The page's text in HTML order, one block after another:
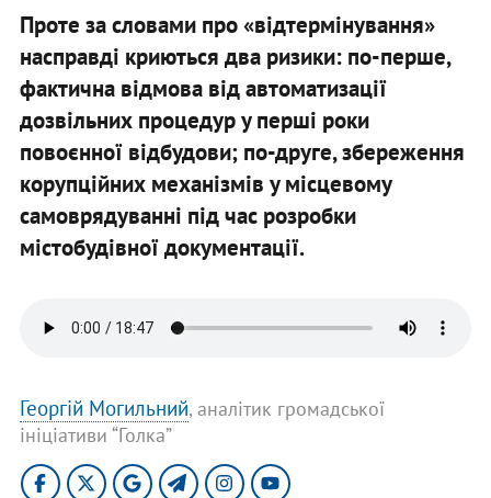
Проте за словами про «відтермінування»
насправді криються два ризики: по-перше,
фактична відмова від автоматизації
дозвільних процедур у перші роки
повоєнної відбудови; по-друге, збереження
корупційних механізмів у місцевому
самоврядуванні під час розробки
містобудівної документації.
​Георгій Могильний, аналітик громадської
ініціативи “Голка”